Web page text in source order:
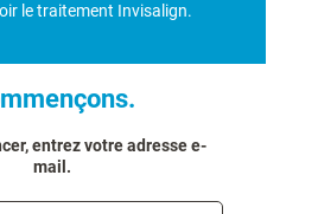
le traitement Invisalign.
entrez votre adresse e-
mail.